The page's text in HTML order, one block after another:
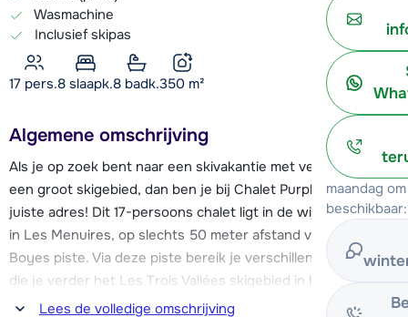
maandag
beschikbaar:
Wasmachine
Inclusief skipas
17 pers.8 slaapk.8 badk.350 m²
Algemene omschrijving
Als je op zoek bent naar een skivakantie met veel luxe én in
een groot skigebied, dan ben je bij Chalet Purple aan het
juiste adres! Dit 17-persoons chalet ligt in de wijk Bruyeres
in Les Menuires, op slechts 50 meter afstand van de blauwe
Boyes piste. Via deze piste bereik je verschillende skiliften,
die je verder het Les Trois Vallées skigebied in brengen. Je
vindt hier maar liefst 600 km piste voor wintersporters van
Lees de volledige omschrijving